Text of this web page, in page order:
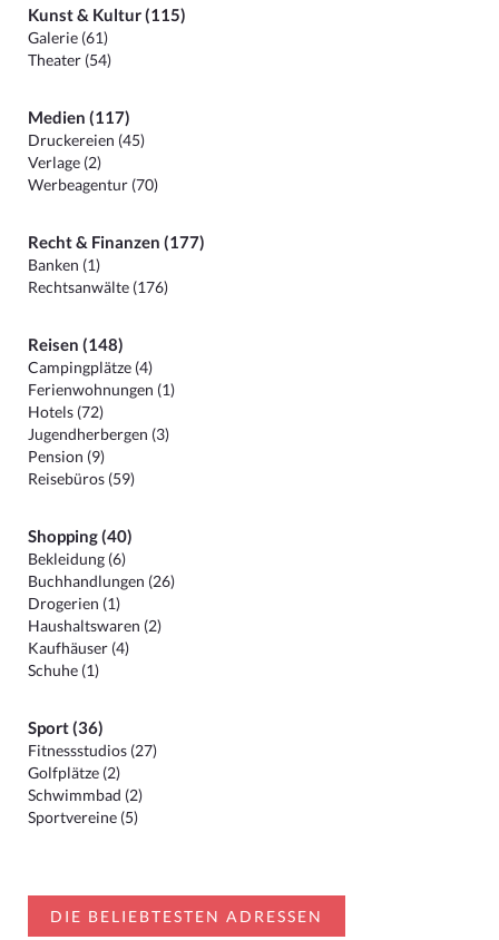
Kunst & Kultur (115)
Galerie (61)
Theater (54)
Medien (117)
Druckereien (45)
Verlage (2)
Werbeagentur (70)
Recht & Finanzen (177)
Banken (1)
Rechtsanwälte (176)
Reisen (148)
Campingplätze (4)
Ferienwohnungen (1)
Hotels (72)
Jugendherbergen (3)
Pension (9)
Reisebüros (59)
Shopping (40)
Bekleidung (6)
Buchhandlungen (26)
Drogerien (1)
Haushaltswaren (2)
Kaufhäuser (4)
Schuhe (1)
Sport (36)
Fitnessstudios (27)
Golfplätze (2)
Schwimmbad (2)
Sportvereine (5)
DIE BELIEBTESTEN ADRESSEN